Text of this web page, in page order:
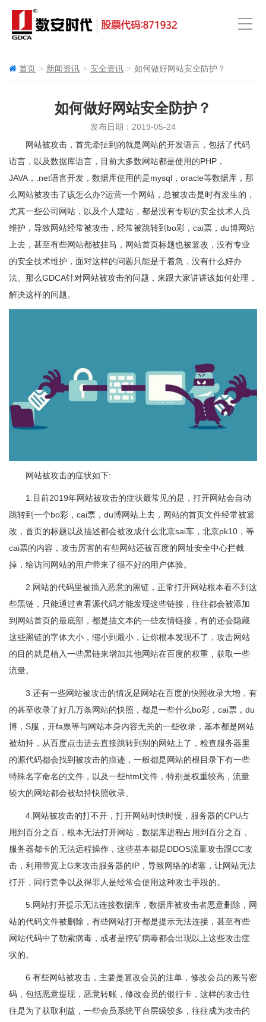
首页 新闻资讯 安全资讯 如何做好网站安全防护？
如何做好网站安全防护？
发布日期：2019-05-24
网站被攻击，首先牵扯到的就是网站的开发语言，包括了代码
语言，以及数据库语言，目前大多数网站都是使用的PHP，
JAVA，.net语言开发，数据库使用的是mysql，oracle等数据库，那
么网站被攻击了该怎么办?运营一个网站，总被攻击是时有发生的，
尤其一些公司网站，以及个人建站，都是没有专职的安全技术人员
维护，导致网站经常被攻击，经常被跳转到bo彩，cai票，du博网站
上去，甚至有些网站都被挂马，网站首页标题也被篡改，没有专业
的安全技术维护，面对这样的问题只能是干着急，没有什么好办
法。那么GDCA针对网站被攻击的问题，来跟大家讲讲该如何处理，
解决这样的问题。
网站被攻击的症状如下:
1.目前2019年网站被攻击的症状最常见的是，打开网站会自动
跳转到一个bo彩，cai票，du博网站上去，网站的首页文件经常被篡
改，首页的标题以及描述都会被改成什么北京sai车，北京pk10，等
cai票的内容，攻击厉害的有些网站还被百度的网址安全中心拦截
掉，给访问网站的用户带来了很不好的用户体验。
2.网站的代码里被插入恶意的黑链，正常打开网站根本看不到这
些黑链，只能通过查看源代码才能发现这些链接，往往都会被添加
到网站首页的最底部，都是描文本的一些友情链接，有的还会隐藏
这些黑链的字体大小，缩小到最小，让你根本发现不了，攻击网站
的目的就是植入一些黑链来增加其他网站在百度的权重，获取一些
流量。
3.还有一些网站被攻击的情况是网站在百度的快照收录大增，有
的甚至收录了好几万条网站的快照，都是一些什么bo彩，cai票，du
博，S服，开fa票等与网站本身内容无关的一些收录，基本都是网站
被劫持，从百度点击进去直接跳转到别的网站上了，检查服务器里
的源代码都会找到被攻击的痕迹，一般都是网站的根目录下有一些
特殊名字命名的文件，以及一些html文件，特别是权重较高，流量
较大的网站都会被劫持快照收录。
4.网站被攻击的打不开，打开网站时快时慢，服务器的CPU占
用到百分之百，根本无法打开网站，数据库进程占用到百分之百，
服务器都卡的无法远程操作，这些基本都是DDOS流量攻击跟CC攻
击，利用带宽上G来攻击服务器的IP，导致网络的堵塞，让网站无法
打开，同行竞争以及得罪人是经常会使用这种攻击手段的。
5.网站打开提示无法连接数据库，数据库被攻击者恶意删除，网
站的代码文件被删除，有些网站打开都是提示无法连接，甚至有些
网站代码中了勒索病毒，或者是挖矿病毒都会出现以上这些攻击症
状的。
6.有些网站被攻击，主要是篡改会员的注单，修改会员的账号密
码，包括恶意提现，恶意转账，修改会员的银行卡，这样的攻击往
往是为了获取利益，一些会员系统平台层级较多，往往成为攻击的